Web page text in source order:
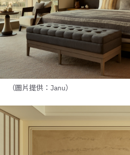
（圖片提供：Janu）